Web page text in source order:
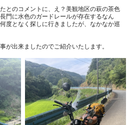
とのコメントに、え？美観地区の萩の茶色
門に水色のガードレールが存在するなん
度となく探しに行きましたが、なかなか巡
が出来ましたのでご紹介いたします。